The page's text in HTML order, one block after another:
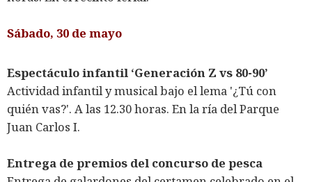
Sábado, 30 de mayo
Espectáculo infantil ‘Generación Z vs 80-90’
Actividad infantil y musical bajo el lema '¿Tú con
quién vas?'. A las 12.30 horas. En la ría del Parque
Juan Carlos I.
Entrega de premios del concurso de pesca